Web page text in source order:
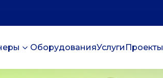
ОборудованияУслуги Проекты